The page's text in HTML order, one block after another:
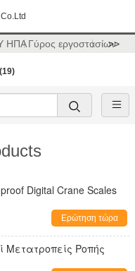
ΗΠΑΓύρος εργοστασίων
>>
(19)
Digital Crane Scales
Ερώτηση τώρα
Μετατροπείς Ροπής